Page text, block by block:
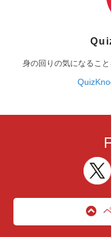
身の回りの気になるこ